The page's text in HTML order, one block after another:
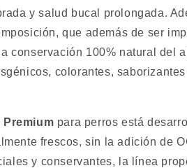
y salud bucal prolongada.
que además de ser
conservación 100% natural del
colorantes,
Premium para perros está
frescos, sin la adición de
y conservantes, la línea